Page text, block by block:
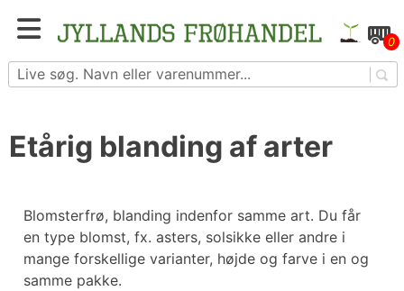
Blomster- og grøntsagsfrø fra hele Europa – få
adgang til 1.229 spændende sorter
0
Etårig blanding af arter
Blomsterfrø, blanding indenfor samme art. Du får
en type blomst, fx. asters, solsikke eller andre i
mange forskellige varianter, højde og farve i en og
samme pakke.